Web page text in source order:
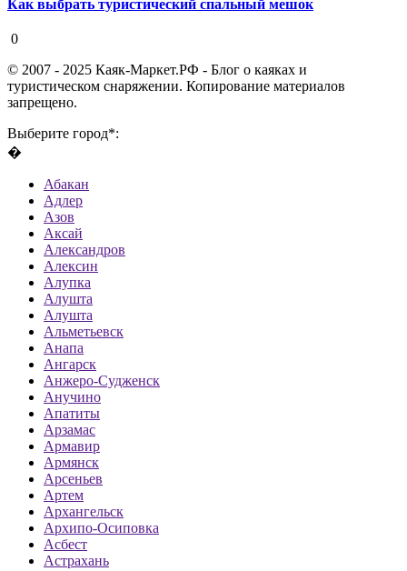
Как выбрать туристический спальный мешок
0
© 2007 - 2025 Каяк-Маркет.РФ - Блог о каяках и
туристическом снаряжении. Копирование материалов
запрещено.
Выберите город*:
�
Абакан
Адлер
Азов
Аксай
Александров
Алексин
Алупка
Алушта
Алушта
Альметьевск
Анапа
Ангарск
Анжеро-Судженск
Анучино
Апатиты
Арзамас
Армавир
Армянск
Арсеньев
Артем
Архангельск
Архипо-Осиповка
Асбест
Астрахань